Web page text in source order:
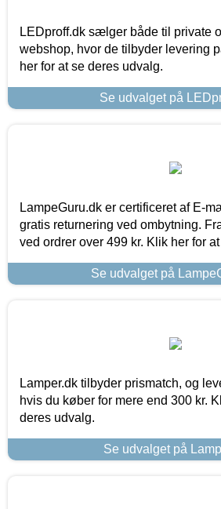
LEDproff.dk sælger både til private
webshop, hvor de tilbyder levering
her for at se deres udvalg.
Se udvalget på
LampeGuru.dk er certificeret af E-
gratis returnering ved ombytning.
ved ordrer over 499 kr. Klik her for
Se udvalget på
Lamper.dk tilbyder prismatch, og
hvis du køber for mere end 300 kr.
deres udvalg.
Se udvalget på